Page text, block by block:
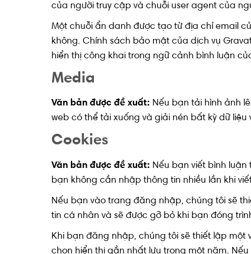
của người truy cập và chuỗi user agent của
Một chuỗi ẩn danh được tạo từ địa chỉ email
không. Chính sách bảo mật của dịch vụ
hiển thị công khai trong ngữ cảnh bình luận
Media
Văn bản được đề xuất: Nếu bạn tải hình ảnh
web có thể tải xuống và giải nén bất kỳ dữ liệu
Cookies
Văn bản được đề xuất: Nếu bạn viết bình
bạn không cần nhập thông tin nhiều lần khi
Nếu bạn vào trang đăng nhập, chúng tôi sẽ
tin cá nhân và sẽ được gỡ bỏ khi bạn đóng
Khi bạn đăng nhập, chúng tôi sẽ thiết lập
chọn hiển thị gần nhất lưu trong một năm.